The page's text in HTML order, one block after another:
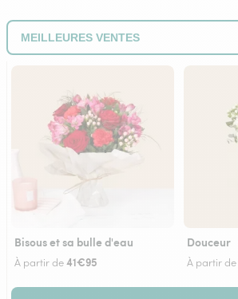
Bisous et sa bulle d'eau
À partir de41€95
Douceur
À partir de